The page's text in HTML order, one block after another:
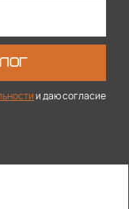
и даю согласие